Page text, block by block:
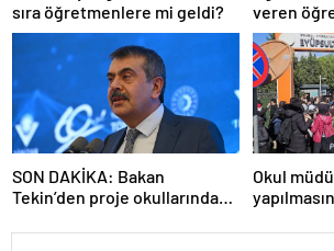
sıra öğretmenlere mi geldi?
veren öğretmen
SON DAKİKA: Bakan
Tekin’den proje okullarındaki
Okul